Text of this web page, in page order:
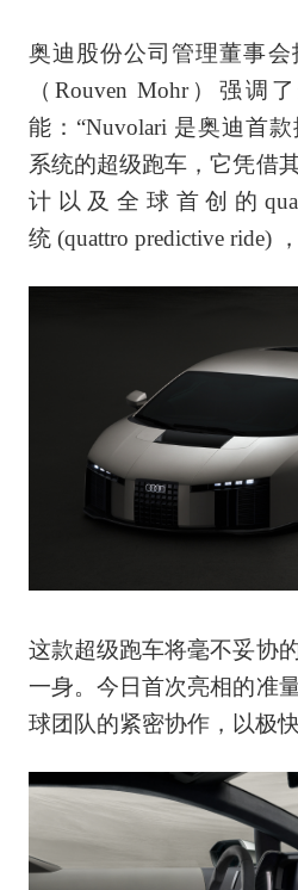
奥迪股份公司管理董事
（Rouven Mohr）强调
能：“Nuvolari 是奥迪首
系统的超级跑车，它凭借
计以及全球首创的
统 (quattro predictive ride)
这款超级跑车将毫不妥协
一身。今日首次亮相的准
球团队的紧密协作，以极